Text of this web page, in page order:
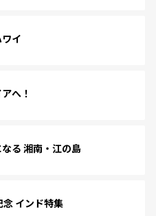
イ
へ！
る 湘南・江の島
インド特集